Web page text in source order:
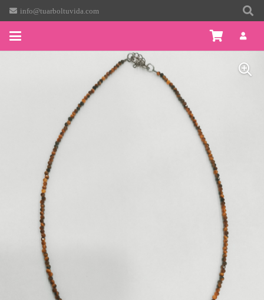
info@tuarboltuvida.com